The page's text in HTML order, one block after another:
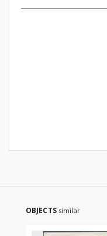
OBJECTS similar